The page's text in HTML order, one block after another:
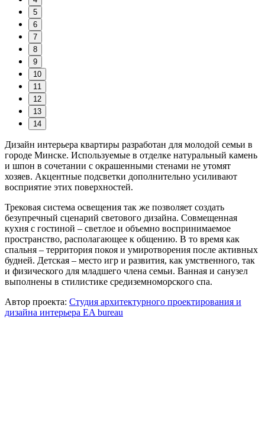
5
6
7
8
9
10
11
12
13
14
Дизайн интерьера квартиры разработан для молодой семьи в
городе Минске. Используемые в отделке натуральный камень
и шпон в сочетании с окрашенными стенами не утомят
хозяев. Акцентные подсветки дополнительно усиливают
восприятие этих поверхностей.
Трековая система освещения так же позволяет создать
безупречный сценарий светового дизайна. Совмещенная
кухня с гостиной – светлое и объемно воспринимаемое
пространство, располагающее к общению. В то время как
спальня – территория покоя и умиротворения после активных
будней. Детская – место игр и развития, как умственного, так
и физического для младшего члена семьи. Ванная и санузел
выполнены в стилистике средиземноморского спа.
Автор проекта: Студия архитектурного проектирования и
дизайна интерьера EA bureau